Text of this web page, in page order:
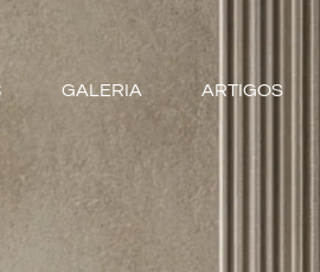
GALERIA ARTIGOS